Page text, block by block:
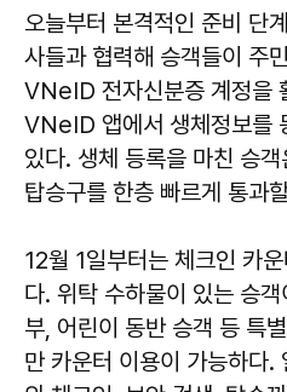
오늘부터 본격적인 준비 단
사들과 협력해 승객들이 주
VNeID 전자신분증 계정을
VNeID 앱에서 생체정보를
있다. 생체 등록을 마친 승
탑승구를 한층 빠르게 통과
12월 1일부터는 체크인 카
다. 위탁 수하물이 있는 승
부, 어린이 동반 승객 등 특
만 카운터 이용이 가능하다.